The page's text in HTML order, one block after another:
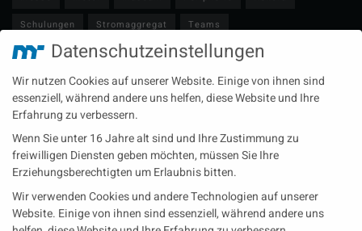
Schulungen
Stromaggregat
Teams
Technische Redaktion
Turbolader Video
Zulieferer
Öl-E-Fuels-Schmierstoffe
Neueste Beiträge
Wärme aus der Tiefe MTU heizt künftig mit Geothermie
MAN Engines bringt D3872 für die Stromversorgung im
Marinebereich
Eine neue Generation von Perkins Marinemotoren startet den
Datenschutzeinstellungen
Wir nutzen Cookies auf unserer Website. Einige von ihnen sind
essenziell, während andere uns helfen, diese Website und Ihre
Erfahrung zu verbessern.
Wenn Sie unter 16 Jahre alt sind und Ihre Zustimmung zu
freiwilligen Diensten geben möchten, müssen Sie Ihre
Erziehungsberechtigten um Erlaubnis bitten.
Wir verwenden Cookies und andere Technologien auf unserer
Website. Einige von ihnen sind essenziell, während andere uns